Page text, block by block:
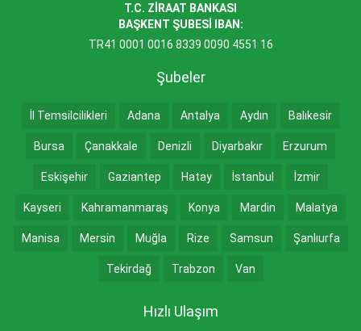
T.C. ZİRAAT BANKASI
BAŞKENT ŞUBESİ IBAN:
TR41 0001 0016 8339 0090 4551 16
Şubeler
İl Temsilcilikleri Adana Antalya Aydın Balıkesir
Bursa Çanakkale Denizli Diyarbakır Erzurum
Eskişehir Gaziantep Hatay İstanbul İzmir
Kayseri Kahramanmaraş Konya Mardin Malatya
Manisa Mersin Muğla Rize Samsun Şanlıurfa
Tekirdağ Trabzon Van
Hızlı Ulaşım